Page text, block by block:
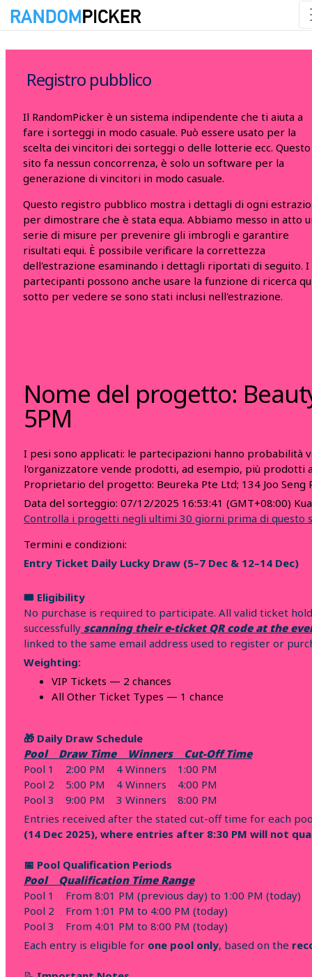
Registro pubblico
Il RandomPicker è un sistema indipendente che ti aiuta a
fare i sorteggi in modo casuale. Può essere usato per la
scelta dei vincitori dei sorteggi o delle lotterie ecc. Questo
sito fa nessun concorrenza, è solo un software per la
generazione di vincitori in modo casuale.
Questo registro pubblico mostra i dettagli di ogni
per dimostrare che è stata equa. Abbiamo messo in atto
serie di misure per prevenire gli imbrogli e garantire
risultati equi. È possibile verificare la correttezza
dell'estrazione esaminando i dettagli riportati di seguito. I
partecipanti possono anche usare la funzione di ricerca
sotto per vedere se sono stati inclusi nell'estrazione.
Nome del progetto:
5PM
I pesi sono applicati: le partecipazioni hanno probabilità
l'organizzatore vende prodotti, ad esempio, più prodotti
Proprietario del progetto: Beureka Pte Ltd; 134 Joo Seng
Data del sorteggio: 07/12/2025 16:53:41 (GMT+08:00)
Controlla i progetti negli ultimi 30 giorni prima di questo
Termini e condizioni:
Entry Ticket Daily Lucky Draw (5–7 Dec & 12–14 Dec)
🎟️ Eligibility
No purchase is required to participate. All valid ticket
successfully scanning their e-ticket QR code at the
linked to the same email address used to register or
Weighting:
VIP Tickets — 2 chances
All Other Ticket Types — 1 chance
🎁 Daily Draw Schedule
Pool Draw Time Winners Cut-Off Time
Pool 1 2:00 PM 4 Winners 1:00 PM
Pool 2 5:00 PM 4 Winners 4:00 PM
Pool 3 9:00 PM 3 Winners 8:00 PM
Entries received after the stated cut-off time for each
(14 Dec 2025), where entries after 8:30 PM will not
📅 Pool Qualification Periods
Pool Qualification Time Range
Pool 1 From 8:01 PM (previous day) to 1:00 PM (today)
Pool 2 From 1:01 PM to 4:00 PM (today)
Pool 3 From 4:01 PM to 8:00 PM (today)
Each entry is eligible for one pool only, based on the